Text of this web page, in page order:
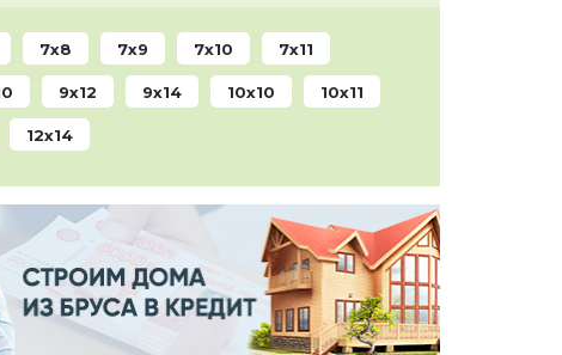
7x8 7x9 7x10 7x11
9x12 9x14 10x10 10x11
12x14